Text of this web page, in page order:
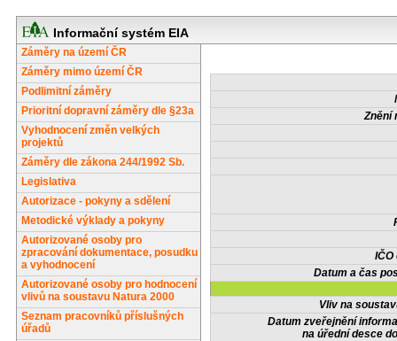
Informační systém EIA
Záměry na území ČR
Záměry mimo území ČR
Podlimitní záměry
Prioritní dopravní záměry dle §23a
Vyhodnocení změn velkých
projektů
Záměry dle zákona 244/1992 Sb.
Legislativa
Autorizace - pokyny a sdělení
Metodické výklady a pokyny
Autorizované osoby pro
zpracování dokumentace, posudku
a vyhodnocení
Autorizované osoby pro hodnocení
vlivů na soustavu Natura 2000
Seznam pracovníků příslušných
úřadů
Znění
IČO
Datum a čas
Vliv na
Datum zveřejnění
na úřední desce